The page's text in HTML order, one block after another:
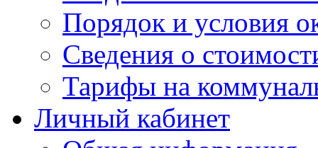
Порядок и условия
Сведения о
Тарифы на
Личный кабинет